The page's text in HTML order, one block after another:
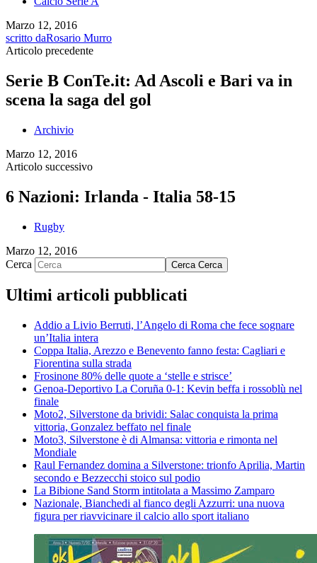
Marzo 12, 2016
scritto daRosario Murro
Articolo precedente
Serie B ConTe.it: Ad Ascoli e Bari va in
scena la saga del gol
Archivio
Marzo 12, 2016
Articolo successivo
6 Nazioni: Irlanda - Italia 58-15
Rugby
Marzo 12, 2016
Cerca
Cerca Cerca
Ultimi articoli pubblicati
Addio a Livio Berruti, l’Angelo di Roma che fece sognare
un’Italia intera
Coppa Italia, Arezzo e Benevento fanno festa: Cagliari e
Fiorentina sulla strada
Frosinone 80% delle quote a ‘stelle e strisce’
Genoa-Deportivo La Coruña 0-1: Kevin beffa i rossoblù nel
finale
Moto2, Silverstone da brividi: Salac conquista la prima
vittoria, Gonzalez beffato nel finale
Moto3, Silverstone è di Almansa: vittoria e rimonta nel
Mondiale
Raul Fernandez domina a Silverstone: trionfo Aprilia, Martin
secondo e Bezzecchi stoico sul podio
La Bibione Sand Storm intitolata a Massimo Zamparo
Nazionale, Bianchedi al fianco degli Azzurri: una nuova
figura per riavvicinare il calcio allo sport italiano